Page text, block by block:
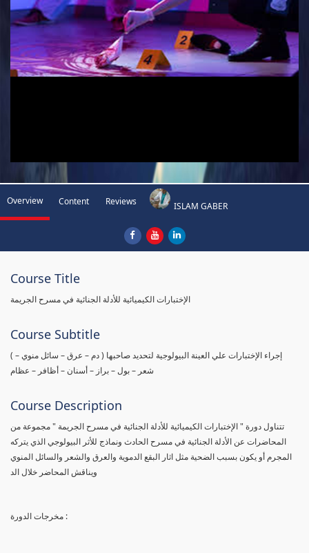
Overview Content Reviews ISLAM GABER
Course Title
الإختبارات الكيميائية للأدلة الجنائية في مسرح الجريمة
Course Subtitle
( إجراء الإختبارات علي العينة البيولوجية لتحديد صاحبها ( دم – عرق – سائل منوي –
شعر – بول – براز – أسنان – أظافر – عظام
Course Description
تتناول دورة " الإختبارات الكيميائية للأدلة الجنائية في مسرح الجريمة " مجموعة من
المحاضرات عن الأدلة الجنائية في مسرح الحادث ونماذج للأثر البيولوجي الذي يتركه
المجرم أو يكون بسبب الضحية مثل اثار البقع الدموية والعرق والشعر والسائل المنوي
ويناقش المحاضر خلال الد
مخرجات الدورة :